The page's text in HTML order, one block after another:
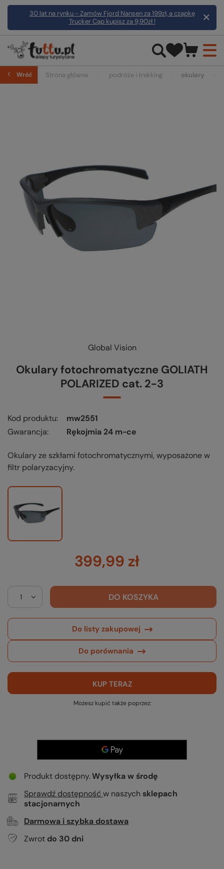
30 lat na rynku - Zamów Fjord Nansen za 199zł, a czapkę
Trucker Cap kupisz za 9,90zł !
Wróć Strona główna podróże i trekking okulary
KUP-SPRAWDŹ-WYMIEŃ-
Global Vision
Okulary fotochromatyczne GOLIATH
POLARIZED cat. 2-3
Kod produktu
mw2551
Gwarancja
Rękojmia 24 m-ce
Okulary ze szkłami fotochromatycznymi, wyposażone w
filtr polaryzacyjny.
399,99 zł
DO KOSZYKA
Do listy zakupowej
Do porównania
KUP TERAZ
Możesz kupić także poprzez:
Produkt dostępny Wysyłkaw środę
Sprawdź dostępność w naszych sklepach
stacjonarnych
Darmowa i szybka dostawa
Zwrot do 30 dni